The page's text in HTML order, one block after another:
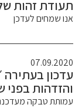
תעודת זהות
אנו שמחים לעדכן
07.09.2020
עדכון
והזדהות בפני
עמותת טבקה